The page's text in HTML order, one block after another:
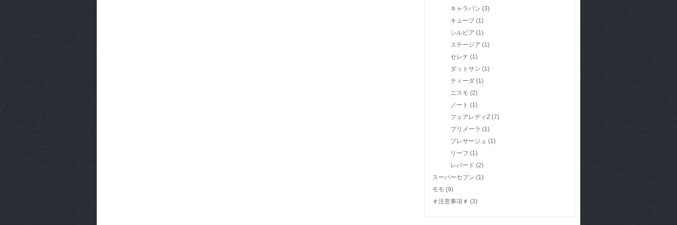
キャラバン (3)
キューブ (1)
シルビア (1)
ステージア (1)
セレナ (1)
ダットサン (1)
ティーダ (1)
ニスモ (2)
ノート (1)
フェアレディZ (7)
プリメーラ (1)
プレサージュ (1)
リーフ (1)
レパード (2)
スーパーセブン (1)
モモ (9)
＃注意事項＃ (3)